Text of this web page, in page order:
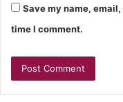
Save my name,
time I comment.